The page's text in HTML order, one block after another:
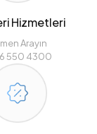
Hizmetleri
Arayın
550 4300